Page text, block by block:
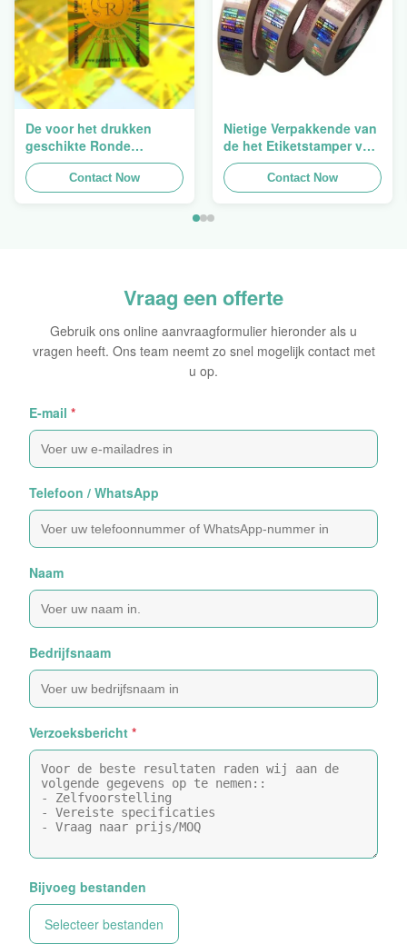
De voor het drukken
geschikte Ronde
Verpakkende
Holografische
Zelfklevende Bladen van
Contact Now
Nietige Verpakkende van
de het Etiketstamper van
de Hologramveiligheid
Duidelijke het
Hologramsticker Logo
Contact Now
Vraag een offerte
Gebruik ons online aanvraagformulier hieronder als u
vragen heeft. Ons team neemt zo snel mogelijk contact met
u op.
E-mail *
Telefoon / WhatsApp
Naam
Bedrijfsnaam
Verzoeksbericht *
Bijvoeg bestanden
Selecteer bestanden